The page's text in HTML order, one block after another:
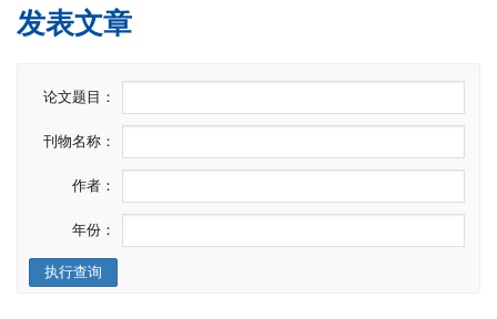
发表文章
论文题目：
刊物名称：
作者：
年份：
执行查询